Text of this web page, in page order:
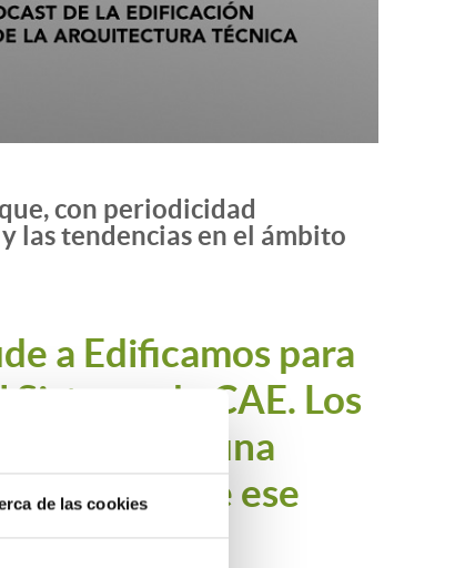
de las cookies
con periodicidad
las tendencias en el ámbito
a Edificamos para
de CAE. Los
tras una
vender y, de ese